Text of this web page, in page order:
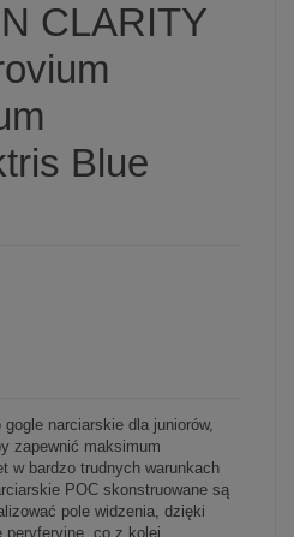
CLARITY
Blue
narciarskie dla juniorów,
zapewnić maksimum
w bardzo trudnych warunkach
POC skonstruowane są
pole widzenia, dzięki
peryferyjne, co z kolei